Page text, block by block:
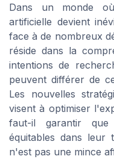
Dans un monde
artificielle devient
face à de nombreux
réside dans la
intentions de
peuvent différer de
Les nouvelles
visent à optimiser
faut-il garantir
équitables dans leur
n'est pas une mince